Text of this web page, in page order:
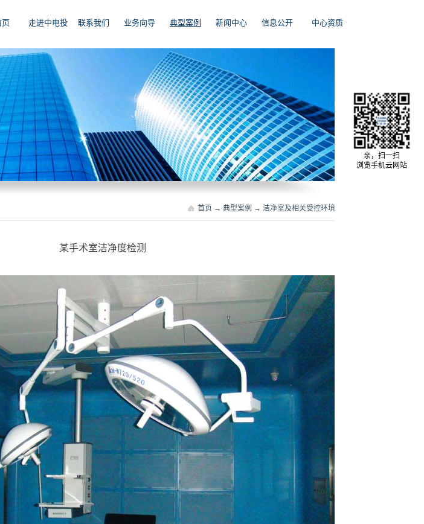
页 走进中电投 联系我们 业务向导 典型案例 新闻中心 信息公开 中心资质
首页 → 典型案例 → 洁净室及相关受控环境
某手术室洁净度检测
亲，扫一扫
浏览手机云网站